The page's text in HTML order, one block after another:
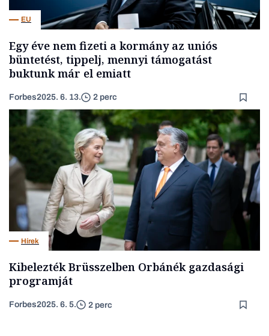
EU
Egy éve nem fizeti a kormány az uniós
büntetést, tippelj, mennyi támogatást
buktunk már el emiatt
Forbes2025. 6. 13. 2 perc
Hírek
Kibelezték Brüsszelben Orbánék gazdasági
programját
Forbes2025. 6. 5. 2 perc